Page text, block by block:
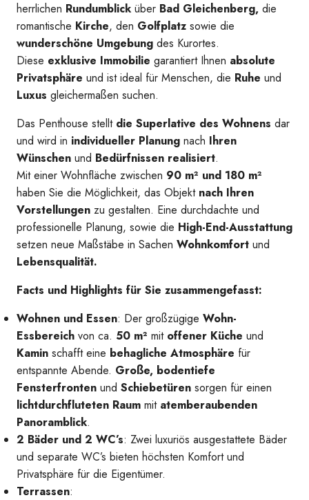
Ausblick
Ausblick über den Ort
herrlichen Rundumblick über Bad Gleichenberg, die
romantische Kirche, den Golfplatz sowie die
wunderschöne Umgebung des Kurortes.
Diese exklusive Immobilie garantiert Ihnen absolute
Privatsphäre und ist ideal für Menschen, die Ruhe und
Luxus gleichermaßen suchen.
Das Penthouse stellt die Superlative des Wohnens dar
und wird in individueller Planung nach Ihren
Wünschen und Bedürfnissen realisiert.
Mit einer Wohnfläche zwischen 90 m² und 180 m²
haben Sie die Möglichkeit, das Objekt nach Ihren
Vorstellungen zu gestalten. Eine durchdachte und
professionelle Planung, sowie die High-End-Ausstattung
setzen neue Maßstäbe in Sachen Wohnkomfort und
Lebensqualität.
Facts und Highlights für Sie zusammengefasst:
Wohnen und Essen: Der großzügige Wohn-
Essbereich von ca. 50 m² mit offener Küche und
Kamin schafft eine behagliche Atmosphäre für
entspannte Abende. Große, bodentiefe
Fensterfronten und Schiebetüren sorgen für einen
lichtdurchfluteten Raum mit atemberaubenden
Panoramblick.
2 Bäder und 2 WC’s: Zwei luxuriös ausgestattete Bäder
und separate WC’s bieten höchsten Komfort und
Privatsphäre für die Eigentümer.
Terrassen: